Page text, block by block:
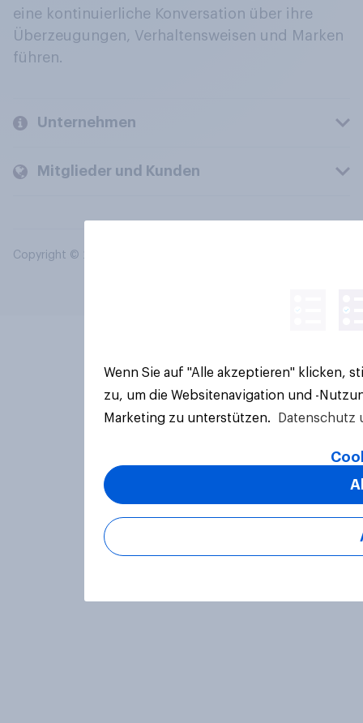
eine kontinuierliche Konversation über ihre
Überzeugungen, Verhaltensweisen und Marken
führen.
Unternehmen
Mitglieder und Kunden
Copyright © 2026 YouGov PLC. Alle Rechte vorbehalten.
Wenn Sie auf "Alle akzeptieren" klicken,
zu, um die Websitenavigation und -
Marketing zu unterstützen.
Datenschutz